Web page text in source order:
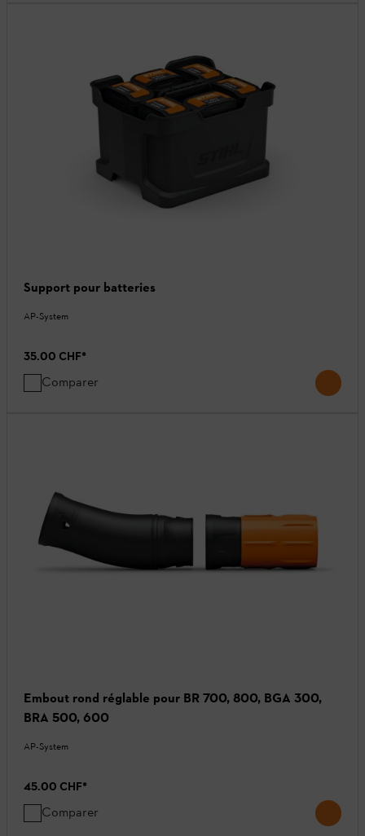
Support pour batteries
AP-System
35.00 CHF*
Comparer
Embout rond réglable pour BR 700, 800, BGA 300,
BRA 500, 600
AP-System
45.00 CHF*
Comparer